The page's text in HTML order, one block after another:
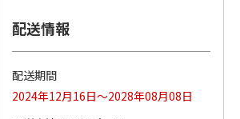
ペット線香 虹のか
なた フルーティフ
ローラルの香り
590円
(送料別・税込)
100円
(送料別・税込)
配送情報
配送期間
2024年12月16日～2028年08月08日